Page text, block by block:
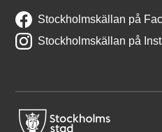
Stockholmskällan på
Stockholmskällan på